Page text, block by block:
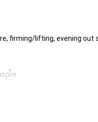
firming/lifting, evening out
သည်။